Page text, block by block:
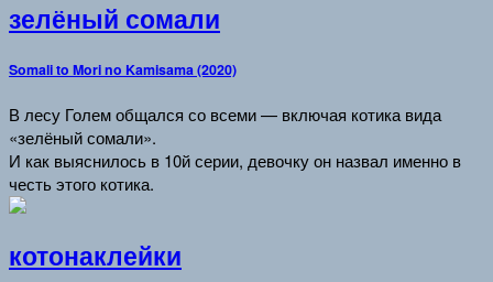
зелёный сомали
Somali to Mori no Kamisama (2020)
В лесу Голем общался со всеми — включая котика вида
«зелёный сомали».
И как выяснилось в 10й серии, девочку он назвал именно в
честь этого котика.
котонаклейки